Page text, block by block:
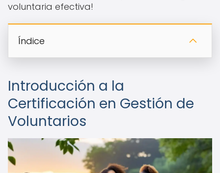
voluntaria efectiva!
Índice
Introducción a la
Certificación en Gestión de
Voluntarios